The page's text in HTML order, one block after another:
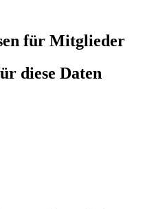
für Mitglieder
diese Daten